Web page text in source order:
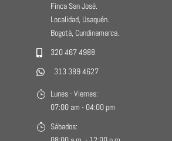
Finca San José.
Localidad, Usaquén.
Bogotá, Cundinamarca.
320 467 4988
313 389 4627
Lunes - Viernes:
07:00 am - 04:00 pm
Sábados: